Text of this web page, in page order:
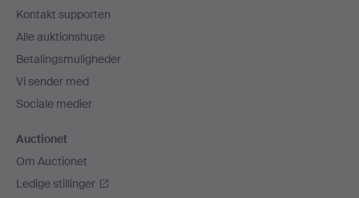
Kontakt supporten
Alle auktionshuse
Betalingsmuligheder
Vi sender med
Sociale medier
Auctionet
Om Auctionet
Ledige stillinger